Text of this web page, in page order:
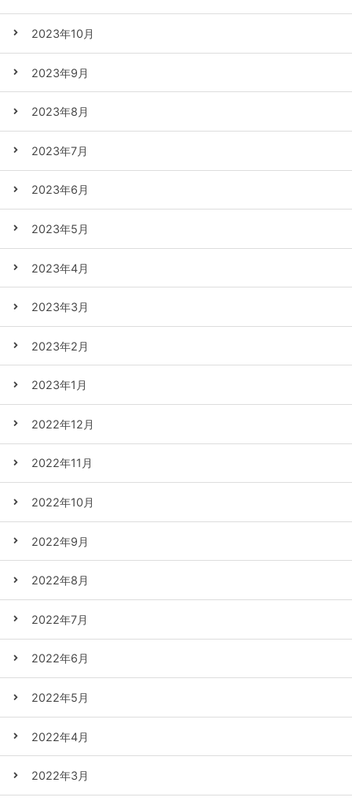
2023年10月
2023年9月
2023年8月
2023年7月
2023年6月
2023年5月
2023年4月
2023年3月
2023年2月
2023年1月
2022年12月
2022年11月
2022年10月
2022年9月
2022年8月
2022年7月
2022年6月
2022年5月
2022年4月
2022年3月